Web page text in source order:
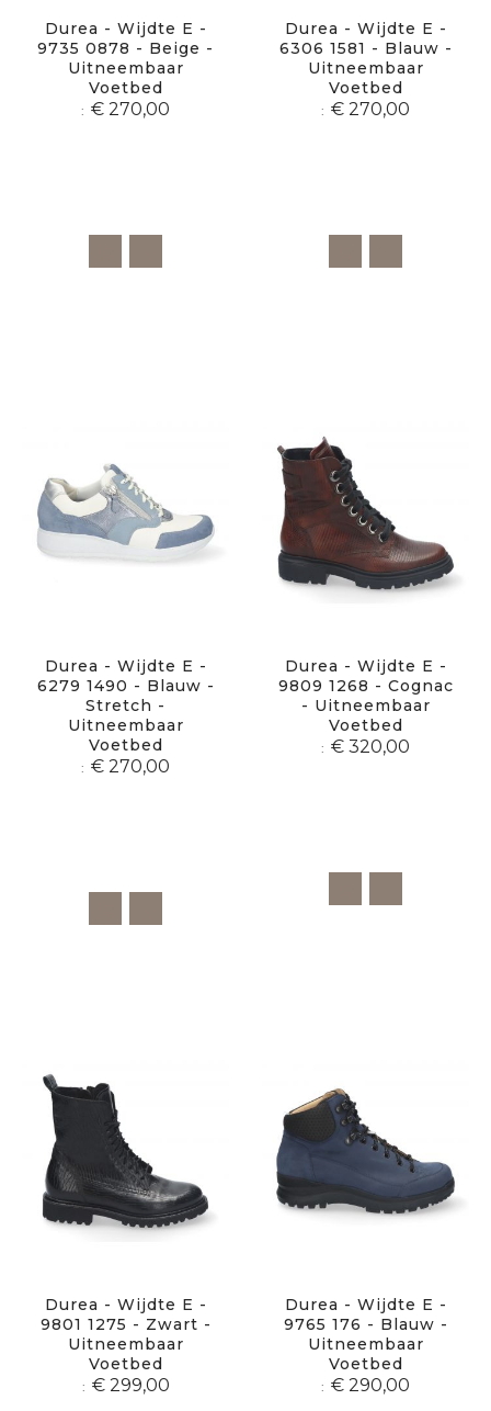
Durea - Wijdte E -
9735 0878 - Beige -
Uitneembaar
Voetbed
€ 270,00
Durea - Wijdte E -
6306 1581 - Blauw -
Uitneembaar
Voetbed
€ 270,00
Durea - Wijdte E -
6279 1490 - Blauw -
Stretch -
Uitneembaar
Voetbed
€ 270,00
Durea - Wijdte E -
9809 1268 - Cognac
- Uitneembaar
Voetbed
€ 320,00
Durea - Wijdte E -
9801 1275 - Zwart -
Uitneembaar
Voetbed
€ 299,00
Durea - Wijdte E -
9765 176 - Blauw -
Uitneembaar
Voetbed
€ 290,00